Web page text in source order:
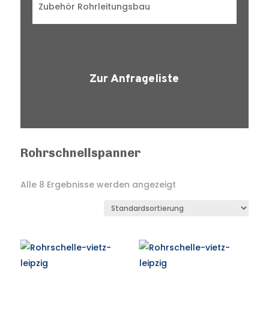
Zubehör Rohrleitungsbau
Zur Anfrageliste
Rohrschnellspanner
Alle 8 Ergebnisse werden angezeigt